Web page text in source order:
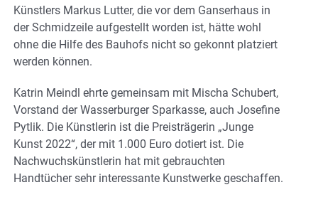
Künstlers Markus Lutter, die vor dem Ganserhaus in
der Schmidzeile aufgestellt worden ist, hätte wohl
ohne die Hilfe des Bauhofs nicht so gekonnt platziert
werden können.
Katrin Meindl ehrte gemeinsam mit Mischa Schubert,
Vorstand der Wasserburger Sparkasse, auch Josefine
Pytlik. Die Künstlerin ist die Preisträgerin „Junge
Kunst 2022“, der mit 1.000 Euro dotiert ist. Die
Nachwuchskünstlerin hat mit gebrauchten
Handtücher sehr interessante Kunstwerke geschaffen.